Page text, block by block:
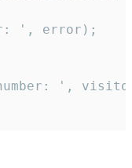
', error);
',